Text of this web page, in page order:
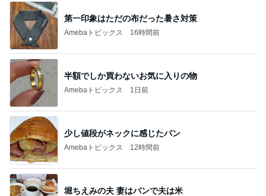
第一印象はただの布だった暑さ対策
Amebaトピックス 16時間前
半額でしか買わないお気に入りの物
Amebaトピックス 1日前
少し値段がネックに感じたパン
Amebaトピックス 12時間前
堀ちえみの夫 妻はパンで夫は米